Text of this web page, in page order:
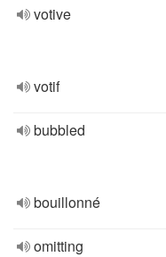
votive
votif
bubbled
bouillonné
omitting